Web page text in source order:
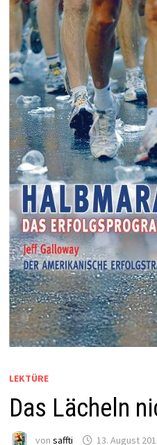
LEKTÜRE
Das Lächeln
von saffti 13. August